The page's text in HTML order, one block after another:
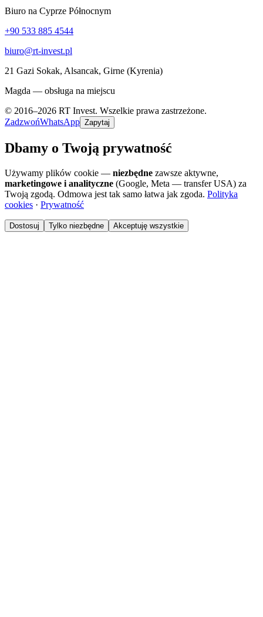
Biuro na Cyprze Północnym
+90 533 885 4544
biuro@rt-invest.pl
21 Gazi Sokak, Alsancak, Girne (Kyrenia)
Magda — obsługa na miejscu
© 2016–2026 RT Invest. Wszelkie prawa zastrzeżone.
ZadzwońWhatsApp Zapytaj
Dbamy o Twoją prywatność
Używamy plików cookie — niezbędne zawsze aktywne,
marketingowe i analityczne (Google, Meta — transfer USA) za
Twoją zgodą. Odmowa jest tak samo łatwa jak zgoda. Polityka
cookies · Prywatność
Dostosuj Tylko niezbędne Akceptuję wszystkie